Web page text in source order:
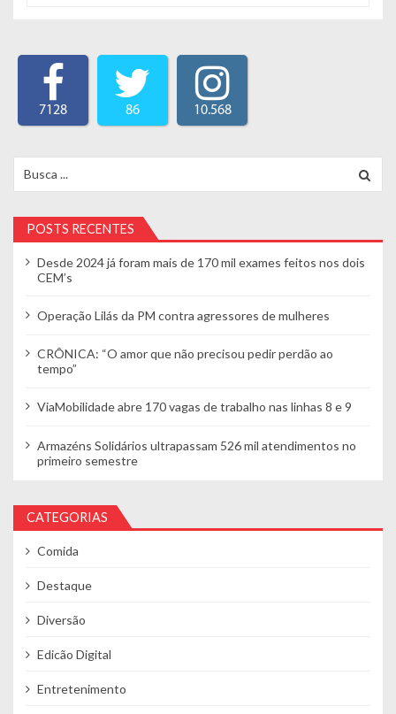
7128 86 10.568
POSTS RECENTES
Desde 2024 já foram mais de 170 mil exames feitos nos dois
CEM’s
Operação Lilás da PM contra agressores de mulheres
CRÔNICA: “O amor que não precisou pedir perdão ao
tempo”
ViaMobilidade abre 170 vagas de trabalho nas linhas 8 e 9
Armazéns Solidários ultrapassam 526 mil atendimentos no
primeiro semestre
CATEGORIAS
Comida
Destaque
Diversão
Edicão Digital
Entretenimento